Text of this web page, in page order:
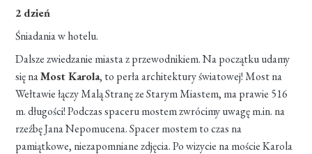
2 dzień
Śniadania w hotelu.
Dalsze zwiedzanie miasta z przewodnikiem. Na początku udamy
się naMost Karola, to perła architektury światowej! Most na
Wełtawie łączy Malą Stranę ze Starym Miastem, ma prawie 516
m. długości! Podczas spaceru mostem zwrócimy uwagę m.in. na
rzeźbę Jana Nepomucena. Spacer mostem to czas na
pamiątkowe, niezapomniane zdjęcia. Po wizycie na moście Karola